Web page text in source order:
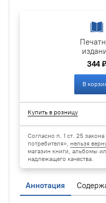
344 ₽
В
Купить в розницу
Согласно п. 1 ст. 25
потребителя», нельзя
магазин книги, альбомы
надлежащего качества.
Аннотация